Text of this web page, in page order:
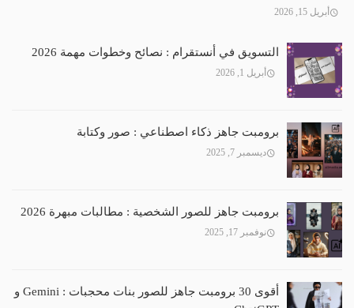
أبريل 15, 2026
التسويق في أنستقرام : نصائح وخطوات مهمة 2026
أبريل 1, 2026
برومبت جاهز ذكاء اصطناعي : صور وكتابة
ديسمبر 7, 2025
برومبت جاهز للصور الشخصية : مطالبات مبهرة 2026
نوفمبر 17, 2025
أقوى 30 برومبت جاهز للصور بنات محجبات : Gemini و